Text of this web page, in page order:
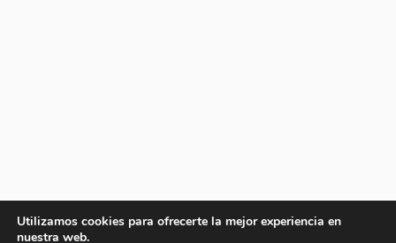
Utilizamos cookies para ofrecerte la mejor experiencia en
nuestra web.